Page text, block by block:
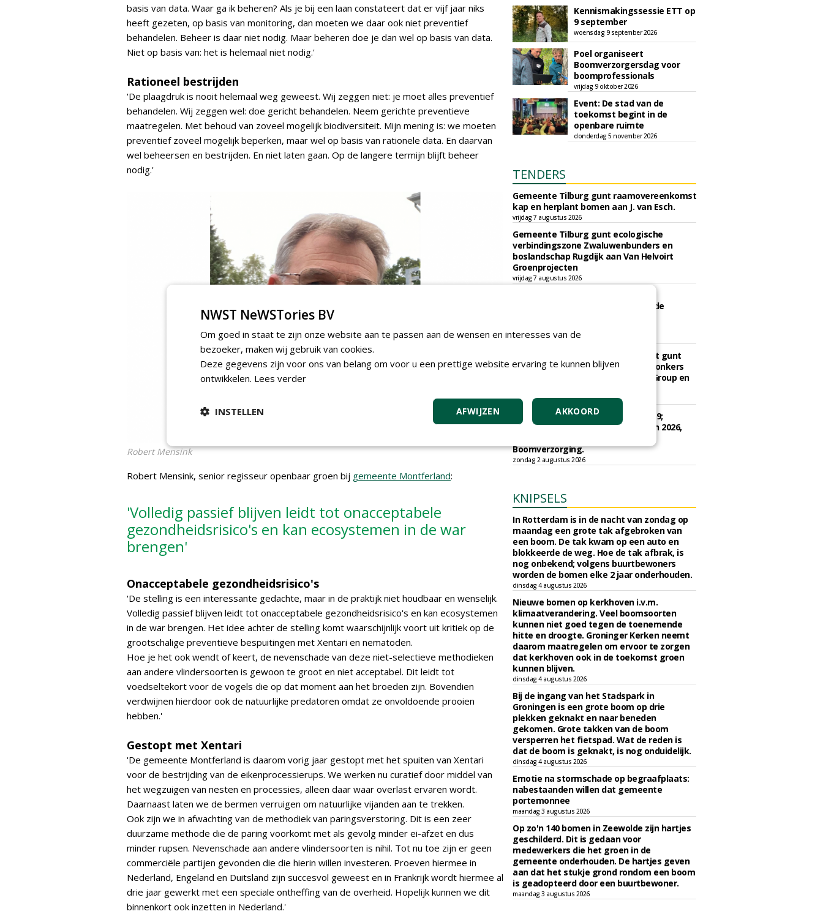
basis van data. Waar ga ik beheren? Als je bij een laan constateert dat er vijf jaar niks
heeft gezeten, op basis van monitoring, dan moeten we daar ook niet preventief
behandelen. Beheer is daar niet nodig. Maar beheren doe je dan wel op basis van data.
Niet op basis van: het is helemaal niet nodig.'
Rationeel bestrijden
'De plaagdruk is nooit helemaal weg geweest. Wij zeggen niet: je moet alles preventief
behandelen. Wij zeggen wel: doe gericht behandelen. Neem gerichte preventieve
maatregelen. Met behoud van zoveel mogelijk biodiversiteit. Mijn mening is: we moeten
preventief zoveel mogelijk beperken, maar wel op basis van rationele data. En daarvan
wel beheersen en bestrijden. En niet laten gaan. Op de langere termijn blijft beheer
nodig.'
Robert Mensink
Robert Mensink, senior regisseur openbaar groen bij gemeente Montferland:
'Volledig passief blijven leidt tot onacceptabele
gezondheidsrisico's en kan ecosystemen in de war
brengen'
Onacceptabele gezondheidsrisico's
'De stelling is een interessante gedachte, maar in de praktijk niet houdbaar en wenselijk.
Volledig passief blijven leidt tot onacceptabele gezondheidsrisico's en kan ecosystemen
in de war brengen. Het idee achter de stelling komt waarschijnlijk voort uit kritiek op de
grootschalige preventieve bespuitingen met Xentari en nematoden.
Hoe je het ook wendt of keert, de nevenschade van deze niet-selectieve methodieken
aan andere vlindersoorten is gewoon te groot en niet acceptabel. Dit leidt tot
voedseltekort voor de vogels die op dat moment aan het broeden zijn. Bovendien
verdwijnen hierdoor ook de natuurlijke predatoren omdat ze onvoldoende prooien
hebben.'
Gestopt met Xentari
'De gemeente Montferland is daarom vorig jaar gestopt met het spuiten van Xentari
voor de bestrijding van de eikenprocessierups. We werken nu curatief door middel van
het wegzuigen van nesten en processies, alleen daar waar overlast ervaren wordt.
Daarnaast laten we de bermen verruigen om natuurlijke vijanden aan te trekken.
Ook zijn we in afwachting van de methodiek van paringsverstoring. Dit is een zeer
duurzame methode die de paring voorkomt met als gevolg minder ei-afzet en dus
minder rupsen. Nevenschade aan andere vlindersoorten is nihil. Tot nu toe zijn er geen
commerciële partijen gevonden die die hierin willen investeren. Proeven hiermee in
Nederland, Engeland en Duitsland zijn succesvol geweest en in Frankrijk wordt hiermee al
drie jaar gewerkt met een speciale ontheffing van de overheid. Hopelijk kunnen we dit
binnenkort ook inzetten in Nederland.'
Kennismakingssessie ETT op
9 september
woensdag 9 september 2026
Poel organiseert
Boomverzorgersdag voor
boomprofessionals
vrijdag 9 oktober 2026
Event: De stad van de
toekomst begint in de
openbare ruimte
donderdag 5 november 2026
TENDERS
Gemeente Tilburg gunt raamovereenkomst
kap en herplant bomen aan J. van Esch.
vrijdag 7 augustus 2026
Gemeente Tilburg gunt ecologische
verbindingszone Zwaluwenbunders en
boslandschap Rugdijk aan Van Helvoirt
Groenprojecten
vrijdag 7 augustus 2026
onderhoud ''Stedelijk bos'' binnen de
donderdag 6 augustus 2026
Academisch Ziekenhuis Maastricht gunt
onderhoud terreinen MUMC+ aan Jonkers
Hoveniers, Dolmans Landscaping Group en
dinsdag 4 augustus 2026
Provincie Drenthe gunt bestek 1879;
onderhoud bomen en beplantingen 2026,
Boomverzorging.
zondag 2 augustus 2026
KNIPSELS
In Rotterdam is in de nacht van zondag op
maandag een grote tak afgebroken van
een boom. De tak kwam op een auto en
blokkeerde de weg. Hoe de tak afbrak, is
nog onbekend; volgens buurtbewoners
worden de bomen elke 2 jaar onderhouden.
dinsdag 4 augustus 2026
Nieuwe bomen op kerkhoven i.v.m.
klimaatverandering. Veel boomsoorten
kunnen niet goed tegen de toenemende
hitte en droogte. Groninger Kerken neemt
daarom maatregelen om ervoor te zorgen
dat kerkhoven ook in de toekomst groen
kunnen blijven.
dinsdag 4 augustus 2026
Bij de ingang van het Stadspark in
Groningen is een grote boom op drie
plekken geknakt en naar beneden
gekomen. Grote takken van de boom
versperren het fietspad. Wat de reden is
dat de boom is geknakt, is nog onduidelijk.
dinsdag 4 augustus 2026
Emotie na stormschade op begraafplaats:
nabestaanden willen dat gemeente
portemonnee
maandag 3 augustus 2026
Op zo'n 140 bomen in Zeewolde zijn hartjes
geschilderd. Dit is gedaan voor
medewerkers die het groen in de
gemeente onderhouden. De hartjes geven
aan dat het stukje grond rondom een boom
is geadopteerd door een buurtbewoner.
maandag 3 augustus 2026
NWST NeWSTories BV
Om goed in staat te zijn onze website aan te passen aan de wensen en interesses van de
bezoeker, maken wij gebruik van cookies.
Deze gegevens zijn voor ons van belang om voor u een prettige website ervaring te kunnen blijven
ontwikkelen. Lees verder
AKKOORD
AFWIJZEN
INSTELLEN